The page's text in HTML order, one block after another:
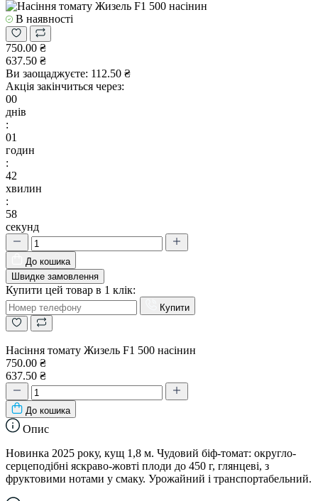
В наявності
750.00 ₴
637.50 ₴
Ви заощаджуєте: 112.50 ₴
Акція закінчиться через:
00
днів
:
01
годин
:
42
хвилин
:
57
секунд
До кошика
Швидке замовлення
Купити цей товар в 1 клік:
Купити
Насіння томату Жизель F1 500 насінин
750.00 ₴
637.50 ₴
До кошика
Опис
Новинка 2025 року, кущ 1,8 м. Чудовий біф-томат: округло-
серцеподібні яскраво-жовті плоди до 450 г, глянцеві, з
фруктовими нотами у смаку. Урожайний і транспортабельний.